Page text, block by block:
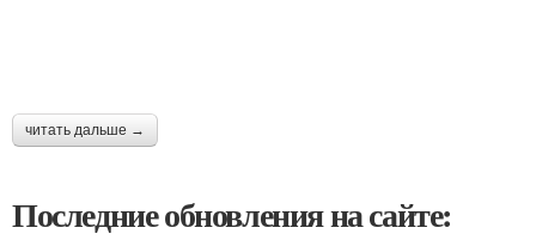
читать дальше →
Последние обновления на сайте: